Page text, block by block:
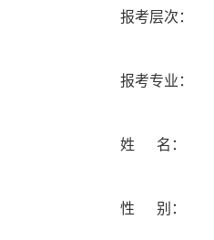
报考层次：
报考专业：
姓 名：
性 别：